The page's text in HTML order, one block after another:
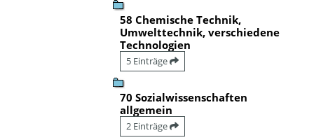
58 Chemische Technik,
Umwelttechnik, verschiedene
Technologien
5 Einträge
70 Sozialwissenschaften
allgemein
2 Einträge